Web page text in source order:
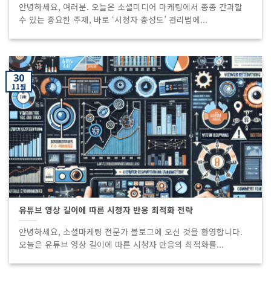
안녕하세요, 여러분. 오늘은 소셜미디어 마케팅에서 종종 간과할
수 있는 중요한 주제, 바로 ‘시청자 충성도’ 관리법에...
유튜브 영상 길이에 따른 시청자 반응 최적화 전략
안녕하세요, 소셜마케팅 전문가 블로그에 오신 것을 환영합니다.
오늘은 유튜브 영상 길이에 따른 시청자 반응의 최적화를...
30
11월